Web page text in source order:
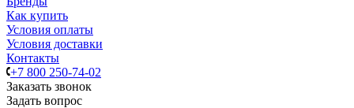
Как купить
Условия оплаты
Условия доставки
Контакты
+7 800 250-74-02
Заказать звонок
Задать вопрос